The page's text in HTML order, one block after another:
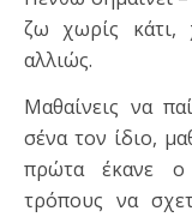
ζω χωρίς κάτι,
αλλιώς.
Μαθαίνεις να
σένα τον ίδιο,
πρώτα έκανε ο
τρόπους να